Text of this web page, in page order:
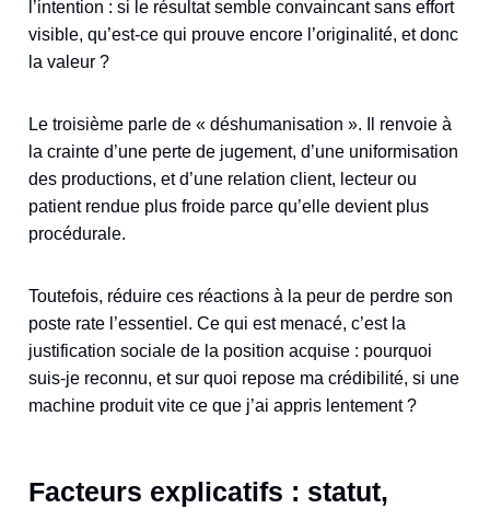
l’intention : si le résultat semble convaincant sans effort
visible, qu’est-ce qui prouve encore l’originalité, et donc
la valeur ?
Le troisième parle de « déshumanisation ». Il renvoie à
la crainte d’une perte de jugement, d’une uniformisation
des productions, et d’une relation client, lecteur ou
patient rendue plus froide parce qu’elle devient plus
procédurale.
Toutefois, réduire ces réactions à la peur de perdre son
poste rate l’essentiel. Ce qui est menacé, c’est la
justification sociale de la position acquise : pourquoi
suis-je reconnu, et sur quoi repose ma crédibilité, si une
machine produit vite ce que j’ai appris lentement ?
Facteurs explicatifs : statut,